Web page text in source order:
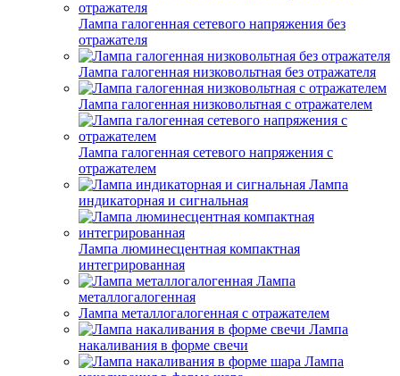
Лампа галогенная сетевого напряжения без
отражателя
Лампа галогенная низковольтная без отражателя
Лампа галогенная низковольтная с отражателем
Лампа галогенная сетевого напряжения с
отражателем
Лампа
индикаторная и сигнальная
Лампа люминесцентная компактная
интегрированная
Лампа
металлогалогенная
Лампа металлогалогенная с отражателем
Лампа
накаливания в форме свечи
Лампа